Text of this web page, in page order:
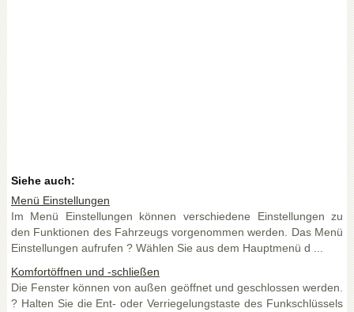
Siehe auch:
Menü Einstellungen
Im Menü Einstellungen können verschiedene Einstellungen zu
den Funktionen des Fahrzeugs vorgenommen werden. Das Menü
Einstellungen aufrufen ? Wählen Sie aus dem Hauptmenü d ...
Komfortöffnen und -schließen
Die Fenster können von außen geöffnet und geschlossen werden.
? Halten Sie die Ent- oder Verriegelungstaste des Funkschlüssels